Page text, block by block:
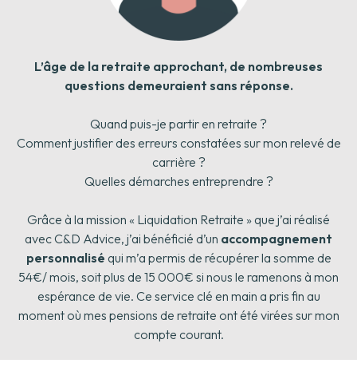
L’âge de la retraite approchant, de nombreuses
questions demeuraient sans réponse.
Quand puis-je partir en retraite ?
Comment justifier des erreurs constatées sur mon relevé de
carrière ?
Quelles démarches entreprendre ?
Grâce à la mission « Liquidation Retraite » que j’ai réalisé
avec C&D Advice, j’ai bénéficié d’un accompagnement
personnalisé qui m’a permis de récupérer la somme de
54€/ mois, soit plus de 15 000€ si nous le ramenons à mon
espérance de vie. Ce service clé en main a pris fin au
moment où mes pensions de retraite ont été virées sur mon
compte courant.